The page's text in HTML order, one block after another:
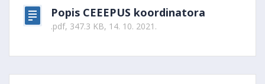
Popis CEEEPUS koordinatora
.pdf, 347.3 KB, 14. 10. 2021.